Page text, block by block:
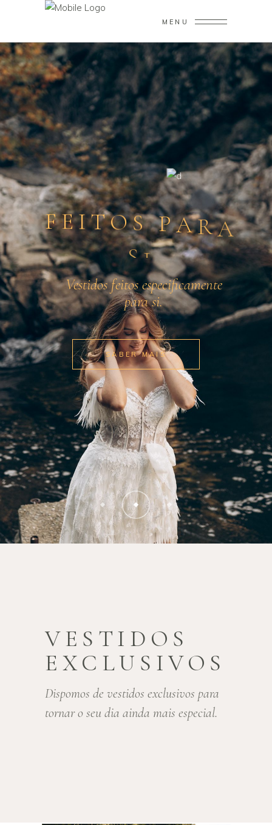
MENU
FEITOS PARA
SI
Vestidos feitos especificamente
para si.
SABER MAIS
VESTIDOS
EXCLUSIVOS
Dispomos de vestidos exclusivos para
tornar o seu dia ainda mais especial.